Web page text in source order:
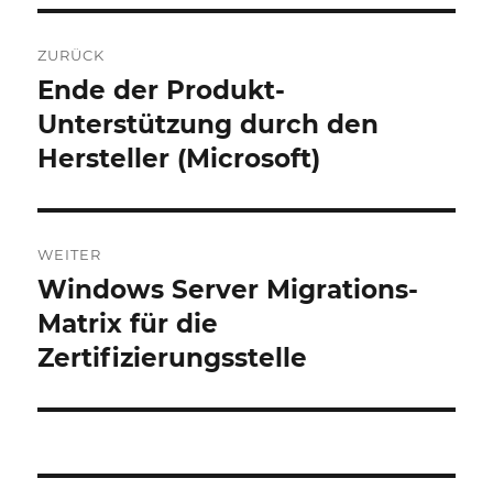
Navigation
ZURÜCK
Vorheriger
Beitrag:
Ende der Produkt-
Unterstützung durch den
Hersteller (Microsoft)
WEITER
Nächster
Beitrag:
Windows Server Migrations-
Matrix für die
Zertifizierungsstelle